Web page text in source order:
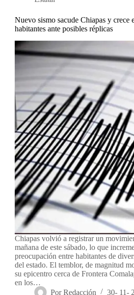
Nuevo sismo sacude Chiapas y crece
habitantes ante posibles réplicas
Chiapas volvió a registrar un
mañana de este sábado, lo que
preocupación entre habitantes de
del estado. El temblor, de magnitud
su epicentro cerca de Frontera
en los…
Por Redacción 30- 11-